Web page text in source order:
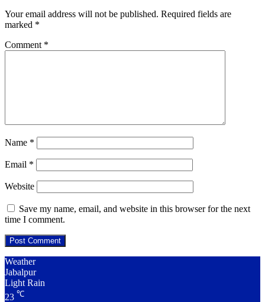
Your email address will not be published. Required fields are
marked *
Comment *
Name *
Email *
Website
Save my name, email, and website in this browser for the next
time I comment.
Weather
Jabalpur
Light Rain
23 ℃